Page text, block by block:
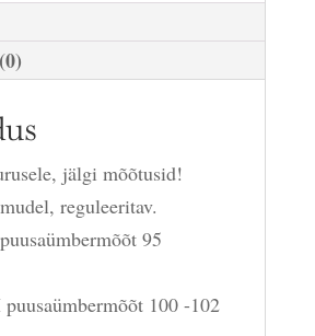
jälgi mõõtusid!
reguleeritav.
95
100 -102